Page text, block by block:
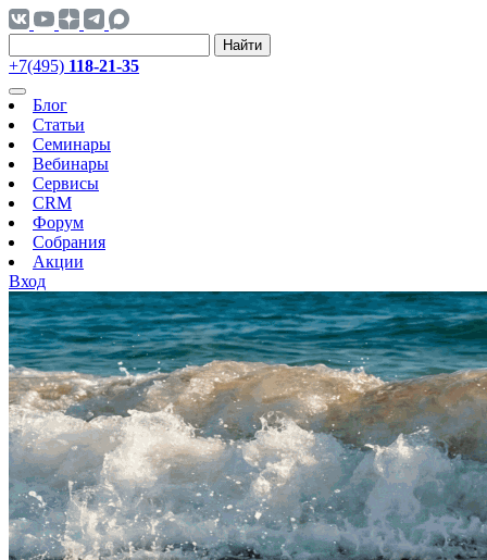
Найти
+7(495) 118-21-35
Блог
Статьи
Семинары
Вебинары
Сервисы
CRM
Форум
Собрания
Акции
Вход